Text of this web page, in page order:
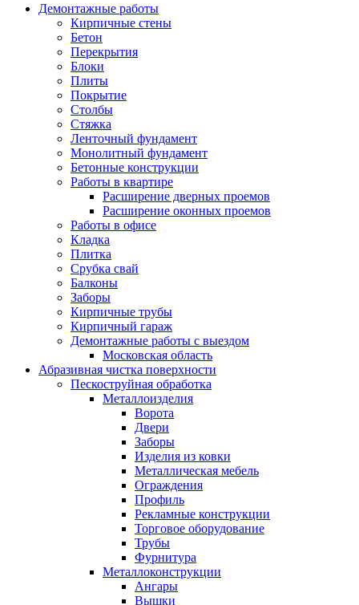
Демонтажные работы
Кирпичные стены
Бетон
Перекрытия
Блоки
Плиты
Покрытие
Столбы
Стяжка
Ленточный фундамент
Монолитный фундамент
Бетонные конструкции
Работы в квартире
Расширение дверных проемов
Расширение оконных проемов
Работы в офисе
Кладка
Плитка
Срубка свай
Балконы
Заборы
Кирпичные трубы
Кирпичный гараж
Демонтажные работы с выездом
Московская область
Абразивная чистка поверхности
Пескоструйная обработка
Металлоизделия
Ворота
Двери
Заборы
Изделия из ковки
Металлическая мебель
Ограждения
Профиль
Рекламные конструкции
Торговое оборудование
Трубы
Фурнитура
Металлоконструкции
Ангары
Вышки